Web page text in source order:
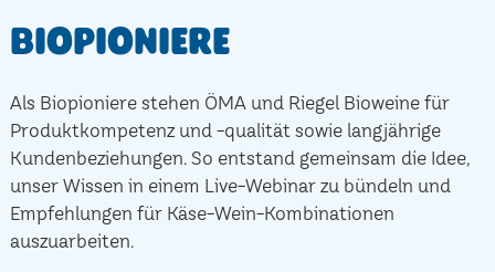
Biopioniere
Als Biopioniere stehen ÖMA und Riegel Bioweine für
Produktkompetenz und -qualität sowie langjährige
Kundenbeziehungen. So entstand gemeinsam die Idee,
unser Wissen in einem Live-Webinar zu bündeln und
Empfehlungen für Käse-Wein-Kombinationen
auszuarbeiten.